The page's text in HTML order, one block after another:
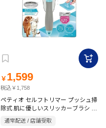
￥ 1,599
税込￥1,758
ペティオ セルフトリマー プッシュ掃
除式 肌に優しいスリッカーブラシ ワ
イド
通常配送 / 店舗受取